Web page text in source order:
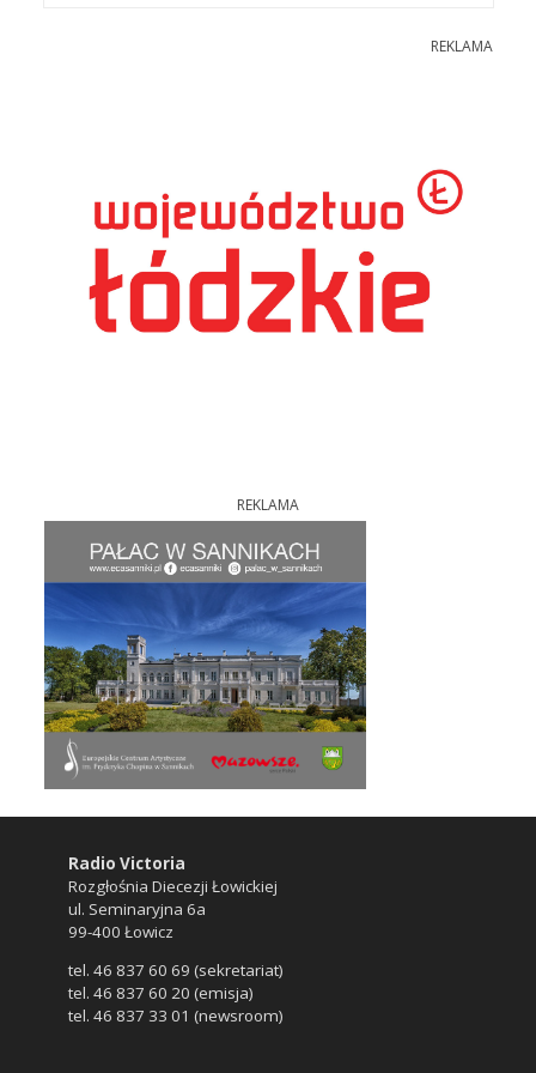
REKLAMA
REKLAMA
Radio Victoria
Rozgłośnia Diecezji Łowickiej
ul. Seminaryjna 6a
99-400 Łowicz
tel. 46 837 60 69 (sekretariat)
tel. 46 837 60 20 (emisja)
tel. 46 837 33 01 (newsroom)